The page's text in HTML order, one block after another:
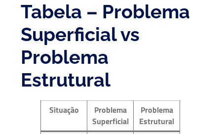
Tabela – Problema
Superficial vs
Problema
Estrutural
Situação
Problema
Superficial
Problema
Estrutural